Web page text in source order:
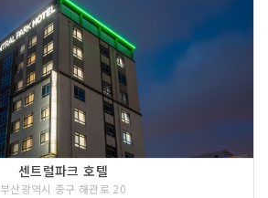
센트럴파크 호텔
부산광역시 중구 해관로 20